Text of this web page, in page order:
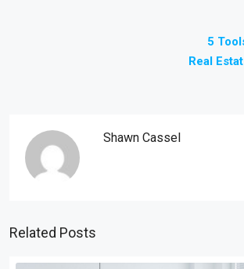
5
Real
Shawn Cassel
Related Posts